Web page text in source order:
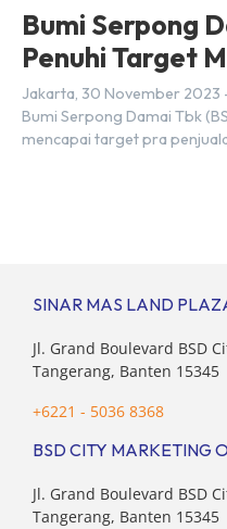
Bumi Serpong
Penuhi Target
Tahun 2023
Jakarta, 30 November 2023
Bumi Serpong Damai Tbk
mencapai target pra
SINAR MAS LAND
Jl. Grand Boulevard BSD
Tangerang, Banten 15345
+6221 - 5036 8368
BSD CITY MARKETING
Jl. Grand Boulevard BSD
Tangerang, Banten 15345